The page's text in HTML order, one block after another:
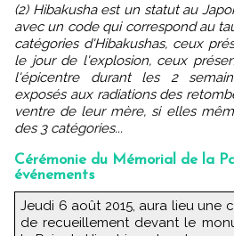
(2) Hibakusha est un statut au
avec un code qui correspond au
catégories d'Hibakushas, ceux
le jour de l'explosion, ceux
l'épicentre durant les 2
exposés aux radiations des
ventre de leur mère, si elles
des 3 catégories...
Cérémonie du Mémorial de la
événements
Jeudi 6 août 2015, aura lieu une cérémonie (entrée libre)
de recueillement devant le